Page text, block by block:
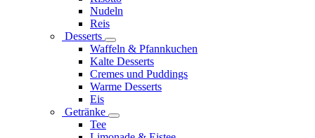
Nudeln
Reis
Desserts
Waffeln & Pfannkuchen
Kalte Desserts
Cremes und Puddings
Warme Desserts
Eis
Getränke
Tee